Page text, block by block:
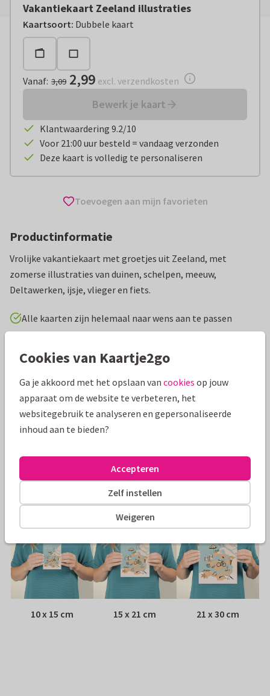
Vakantiekaart Zeeland illustraties
Kaartsoort: Dubbele kaart
Vanaf: € 2,99 excl. verzendkosten
Vanaf: 3,09 2,99 excl. verzendkosten
Bewerk je kaart
Klantwaardering 9.2/10
Voor 21:00 uur besteld = vandaag verzonden
Deze kaart is volledig te personaliseren
Toevoegen aan mijn favorieten
Productinformatie
Vrolijke vakantiekaart met groetjes uit Zeeland, met
zomerse illustraties van duinen, schelpen, meeuw,
Deltawerken, ijsje, vlieger en fiets.
Alle kaarten zijn helemaal naar wens aan te passen
Vakantiekaarten
Specificaties bij deze kaart
Papiersoort: Kies uit 6 luxe papiersoorten
Adres: Achterop de kaart
Formaten
10 x 15 cm 15 x 21 cm 21 x 30 cm
Cookies van Kaartje2go
Ga je akkoord met het opslaan van cookies op jouw
apparaat om de website te verbeteren, het
websitegebruik te analyseren en gepersonaliseerde
inhoud aan te bieden?
Weigeren
Zelf instellen
Accepteren